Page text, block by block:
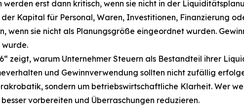
erst dann kritisch, wenn sie nicht in der
Kapital für Personal, Waren, Investitionen, Finanzierung
wenn sie nicht als Planungsgröße eingeordnet wurden.
zeigt, warum Unternehmer Steuern als Bestandteil ihrer
und Gewinnverwendung sollten nicht zufällig
sondern um betriebswirtschaftliche Klarheit. Wer
vorbereiten und Überraschungen reduzieren.